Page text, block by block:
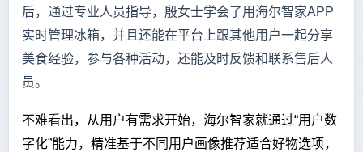
后，通过专业人员指导，殷女士学会了用海尔智家APP
实时管理冰箱，并且还能在平台上跟其他用户一起分享
美食经验，参与各种活动，还能及时反馈和联系售后人
员。
不难看出，从用户有需求开始，海尔智家就通过“用户数
字化”能力，精准基于不同用户画像推荐适合好物选项，